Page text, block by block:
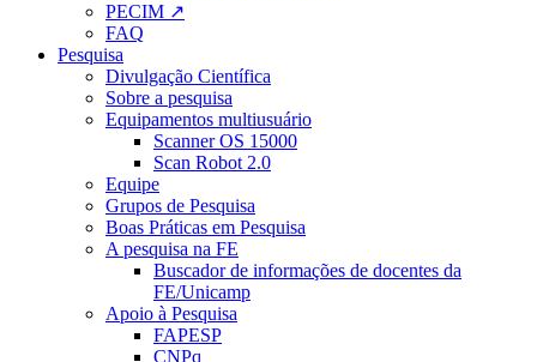
PECIM ↗
FAQ
Pesquisa
Divulgação Científica
Sobre a pesquisa
Equipamentos multiusuário
Scanner OS 15000
Scan Robot 2.0
Equipe
Grupos de Pesquisa
Boas Práticas em Pesquisa
A pesquisa na FE
Buscador de informações de docentes da
FE/Unicamp
Apoio à Pesquisa
FAPESP
CNPq